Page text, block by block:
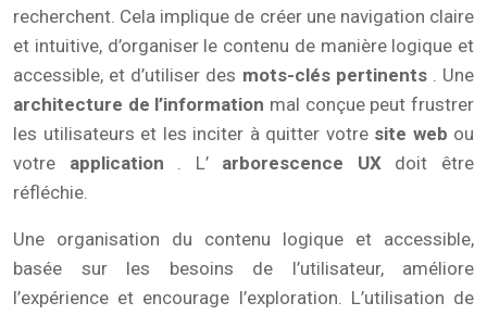
recherchent. Cela implique de créer une navigation claire
et intuitive, d’organiser le contenu de manière logique et
accessible, et d’utiliser des mots-clés pertinents . Une
architecture de l’information mal conçue peut frustrer
les utilisateurs et les inciter à quitter votre site web ou
votre application . L’ arborescence UX doit être
réfléchie.
Une organisation du contenu logique et accessible,
basée sur les besoins de l’utilisateur, améliore
l’expérience et encourage l’exploration. L’utilisation de